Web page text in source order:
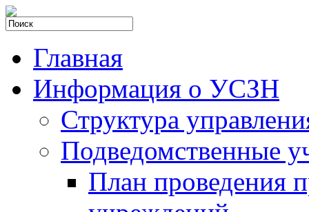
Главная
Информация о УСЗН
Структура
Подведомственные
План проведения